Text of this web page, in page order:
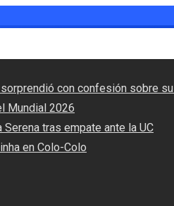
con confesión sobre
Mundial 2026
tras empate ante la UC
en Colo-Colo